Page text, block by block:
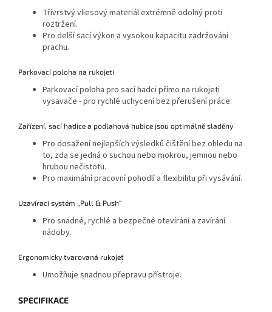
Třívrstvý vliesový materiál extrémně odolný proti
roztržení.
Pro delší sací výkon a vysokou kapacitu zadržování
prachu.
Parkovací poloha na rukojeti
Parkovací poloha pro sací hadci přímo na rukojeti
vysavače - pro rychlé uchycení bez přerušení práce.
Zařízení, sací hadice a podlahová hubice jsou optimálně sladěny
Pro dosažení nejlepších výsledků čištění bez ohledu na
to, zda se jedná o suchou nebo mokrou, jemnou nebo
hrubou nečistotu.
Pro maximální pracovní pohodlí a flexibilitu při vysávání.
Uzavírací systém „Pull & Push“
Pro snadné, rychlé a bezpečné otevírání a zavírání
nádoby.
Ergonomicky tvarovaná rukojeť
Umožňuje snadnou přepravu přístroje.
SPECIFIKACE